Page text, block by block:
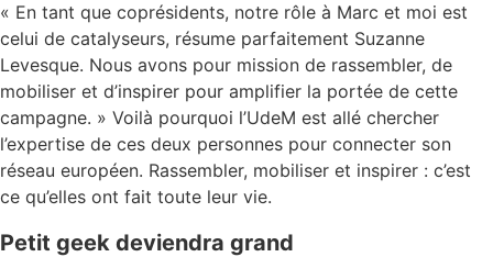
« En tant que coprésidents, notre rôle à Marc et moi est
celui de catalyseurs, résume parfaitement Suzanne
Levesque. Nous avons pour mission de rassembler, de
mobiliser et d’inspirer pour amplifier la portée de cette
campagne. » Voilà pourquoi l’UdeM est allé chercher
l’expertise de ces deux personnes pour connecter son
réseau européen. Rassembler, mobiliser et inspirer : c’est
ce qu’elles ont fait toute leur vie.
Petit geek deviendra grand